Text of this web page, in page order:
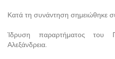
Κατά τη συνάντηση σημειώθηκε
Ίδρυση παραρτήματος του
Αλεξάνδρεια.